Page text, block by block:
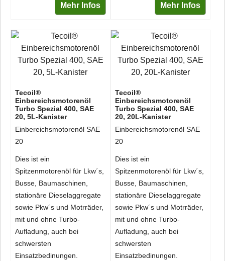
Mehr Infos Mehr Infos
Tecoil®
Einbereichsmotorenöl
Turbo Spezial 400, SAE
20, 5L-Kanister
Einbereichsmotorenöl SAE
20
Dies ist ein
Spitzenmotorenöl für Lkw´s,
Busse, Baumaschinen,
stationäre Dieselaggregate
sowie Pkw´s und Motrräder,
mit und ohne Turbo-
Aufladung, auch bei
schwersten
Einsatzbedinungen.
Tecoil®
Einbereichsmotorenöl
Turbo Spezial 400, SAE
20, 20L-Kanister
Einbereichsmotorenöl SAE
20
Dies ist ein
Spitzenmotorenöl für Lkw´s,
Busse, Baumaschinen,
stationäre Dieselaggregate
sowie Pkw´s und Motrräder,
mit und ohne Turbo-
Aufladung, auch bei
schwersten
Einsatzbedinungen.